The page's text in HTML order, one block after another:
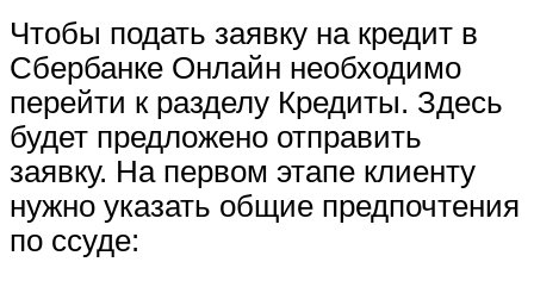
Чтобы подать заявку на кредит в
Сбербанке Онлайн необходимо
перейти к разделу Кредиты. Здесь
будет предложено отправить
заявку. На первом этапе клиенту
нужно указать общие предпочтения
по ссуде: